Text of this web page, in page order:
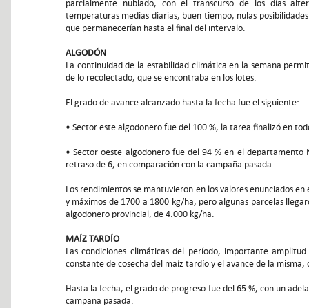
parcialmente nublado, con el transcurso de los días
temperaturas medias diarias, buen tiempo, nulas
que permanecerían hasta el final del intervalo.
ALGODÓN
La continuidad de la estabilidad climática en la semana
de lo recolectado, que se encontraba en los lotes.
El grado de avance alcanzado hasta la fecha fue el siguiente:
• Sector este algodonero fue del 100 %, la tarea finalizó en
• Sector oeste algodonero fue del 94 % en el
retraso de 6, en comparación con la campaña pasada.
Los rendimientos se mantuvieron en los valores enunciados
y máximos de 1700 a 1800 kg/ha, pero algunas parcelas
algodonero provincial, de 4.000 kg/ha.
MAÍZ TARDÍO
Las condiciones climáticas del período, importante
constante de cosecha del maíz tardío y el avance de la
Hasta la fecha, el grado de progreso fue del 65 %, con un
campaña pasada.